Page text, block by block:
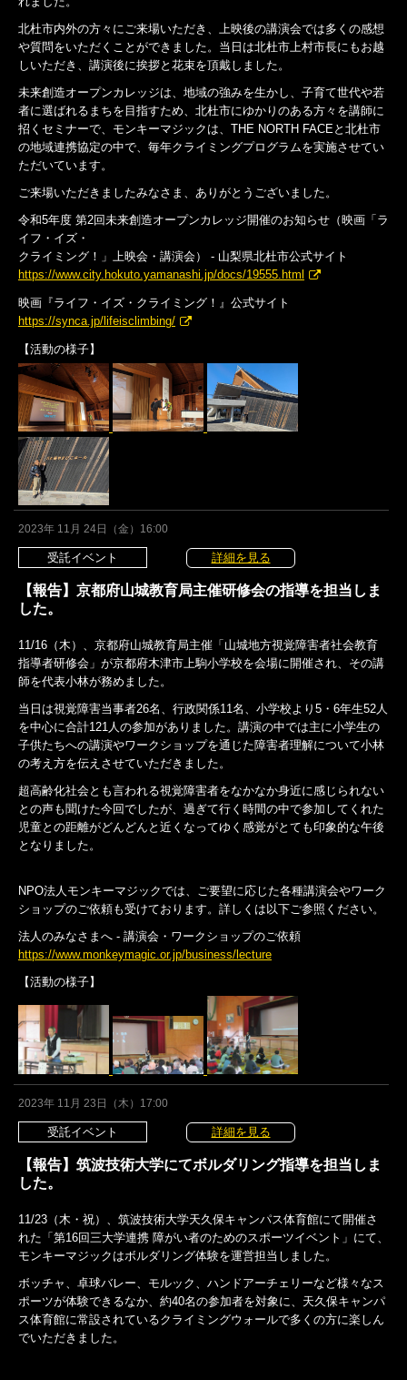
北杜市内外の方々にご来場いただき、上映後の講演会では多くの感想
や質問をいただくことができました。当日は北杜市上村市長にもお越
しいただき、講演後に挨拶と花束を頂戴しました。
未来創造オープンカレッジは、地域の強みを生かし、子育て世代や若
者に選ばれるまちを目指すため、北杜市にゆかりのある方々を講師に
招くセミナーで、モンキーマジックは、THE NORTH FACEと北杜市
の地域連携協定の中で、毎年クライミングプログラムを実施させてい
ただいています。
ご来場いただきましたみなさま、ありがとうございました。
令和5年度 第2回未来創造オープンカレッジ開催のお知らせ（映画「ラ
イフ・イズ・
クライミング！」上映会・講演会） - 山梨県北杜市公式サイト
https://www.city.hokuto.yamanashi.jp/docs/19555.html
映画『ライフ・イズ・クライミング！』公式サイト
https://synca.jp/lifeisclimbing/
【活動の様子】
2023年 11月 24日（金）16:00
受託イベント 詳細を見る
【報告】京都府山城教育局主催研修会の指導を担当しま
した。
11/16（木）、京都府山城教育局主催「山城地方視覚障害者社会教育
指導者研修会」が京都府木津市上駒小学校を会場に開催され、その講
師を代表小林が務めました。
当日は視覚障害当事者26名、行政関係11名、小学校より5・6年生52人
を中心に合計121人の参加がありました。講演の中では主に小学生の
子供たちへの講演やワークショップを通じた障害者理解について小林
の考え方を伝えさせていただきました。
超高齢化社会とも言われる視覚障害者をなかなか身近に感じられない
との声も聞けた今回でしたが、過ぎて行く時間の中で参加してくれた
児童との距離がどんどんと近くなってゆく感覚がとても印象的な午後
となりました。
NPO法人モンキーマジックでは、ご要望に応じた各種講演会やワーク
ショップのご依頼も受けております。詳しくは以下ご参照ください。
法人のみなさまへ - 講演会・ワークショップのご依頼
https://www.monkeymagic.or.jp/business/lecture
【活動の様子】
2023年 11月 23日（木）17:00
受託イベント 詳細を見る
【報告】筑波技術大学にてボルダリング指導を担当しま
した。
11/23（木・祝）、筑波技術大学天久保キャンパス体育館にて開催さ
れた「第16回三大学連携 障がい者のためのスポーツイベント」にて、
モンキーマジックはボルダリング体験を運営担当しました。
ボッチャ、卓球バレー、モルック、ハンドアーチェリーなど様々なス
ポーツが体験できるなか、約40名の参加者を対象に、天久保キャンパ
ス体育館に常設されているクライミングウォールで多くの方に楽しん
でいただきました。